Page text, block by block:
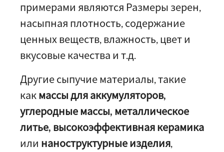
примерами являются Размеры зерен,
насыпная плотность, содержание
ценных веществ, влажность, цвет и
вкусовые качества и т.д.
Другие сыпучие материалы, такие
как массы для аккумуляторов,
углеродные массы, металлическое
литье, высокоэффективная керамика
или наноструктурные изделия